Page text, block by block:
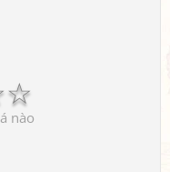
☆
nào